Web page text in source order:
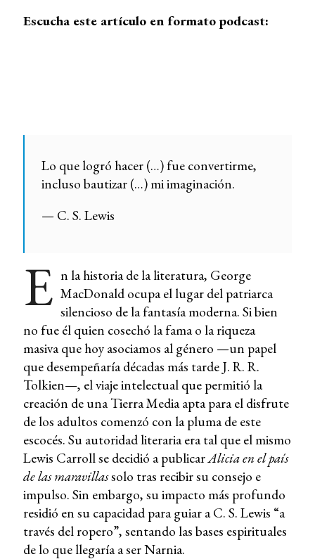
Escucha este artículo en formato podcast:
Lo que logró hacer (…) fue convertirme,
incluso bautizar (…) mi imaginación.
— C. S. Lewis
E n la historia de la literatura, George
MacDonald ocupa el lugar del patriarca
silencioso de la fantasía moderna. Si bien
no fue él quien cosechó la fama o la riqueza
masiva que hoy asociamos al género —un papel
que desempeñaría décadas más tarde J. R. R.
Tolkien—, el viaje intelectual que permitió la
creación de una Tierra Media apta para el disfrute
de los adultos comenzó con la pluma de este
escocés. Su autoridad literaria era tal que el mismo
Lewis Carroll se decidió a publicarAlicia en el país
de las maravillassolo tras recibir su consejo e
impulso. Sin embargo, su impacto más profundo
residió en su capacidad para guiar a C. S. Lewis “a
través del ropero”, sentando las bases espirituales
de lo que llegaría a ser Narnia.